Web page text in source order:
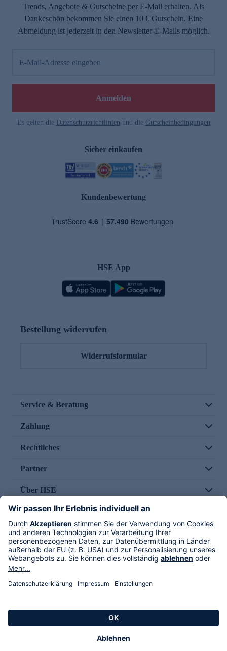
Trends, Angebote & Gutscheine per E-Mail erhalten. Als
Dankeschön bekommen Sie einen 10 € Gutschein. Eine
Abmeldung ist jederzeit in den Newsletter-E-Mails möglich.
E-Mail-Adresse eingeben
Anmelden
Es gelten die Datenschutzrichtlinien und die Gutscheinbedingungen
Sicher einkaufen
Kundenbewertung
HSE App
Bestellung widerrufen
Widerrufsformular
Service & Beratung
Zahlung
Rechtliches
Partner
Über HSE
Im TV
HSE International